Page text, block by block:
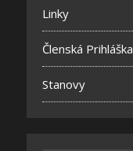
Linky
Členská Prihláška
Stanovy